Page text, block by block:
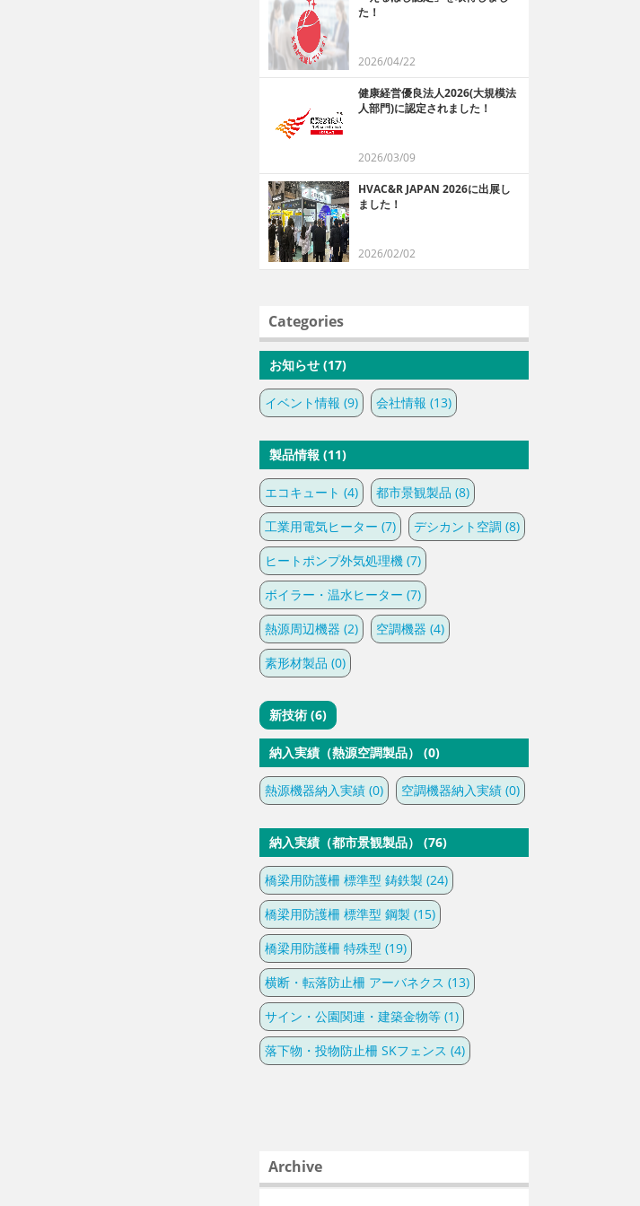
た！
2026/04/22
健康経営優良法人2026(大規模法
人部門)に認定されました！
2026/03/09
HVAC&R JAPAN 2026に出展し
ました！
2026/02/02
Categories
お知らせ (17)
イベント情報 (9) 会社情報 (13)
製品情報 (11)
エコキュート (4)
都市景観製品 (8)
工業用電気ヒーター (7)
デシカント空調 (8)
ヒートポンプ外気処理機 (7)
ボイラー・温水ヒーター (7)
熱源周辺機器 (2)
空調機器 (4)
素形材製品 (0)
新技術 (6)
納入実績（熱源空調製品） (0)
熱源機器納入実績 (0) 空調機器納入実績 (0)
納入実績（都市景観製品） (76)
橋梁用防護柵 標準型 鋳鉄製 (24)
橋梁用防護柵 標準型 鋼製 (15)
橋梁用防護柵 特殊型 (19)
横断・転落防止柵 アーバネクス (13)
サイン・公園関連・建築金物等 (1)
落下物・投物防止柵 SKフェンス (4)
Archive